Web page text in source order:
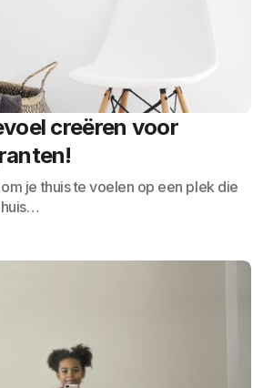
creëren voor
je thuis te voelen op een plek die